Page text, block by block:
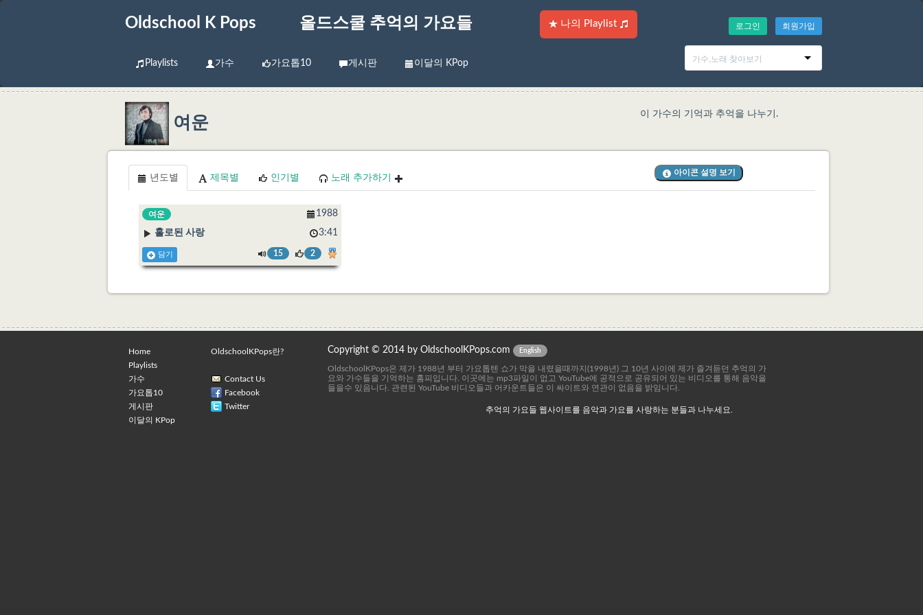
Oldschool K Pops 올드스쿨 추억의 가요들 나의 Playlist 로그인 회원가입
Playlists 가수 가요톱10 게시판 이달의 KPop
여운 이 가수의 기억과 추억을 나누기.
년도별 제목별 인기별 노래 추가하기
아이콘 설명 보기
여운
1988
홀로된 사랑
3:41
담기 15 2
Home
Playlists
가수
가요톱10
게시판
이달의 KPop
OldschoolKPops란?
Contact Us
Facebook
Twitter
Copyright © 2014 by OldschoolKPops.com English
OldschoolKPops은 제가 1988년 부터 가요톱텐 쇼가 막을 내렸을때까지(1998년) 그 10년 사이에 제가 즐겨듣던 추억의 가
요와 가수들을 기억하는 홈피입니다. 이곳에는 mp3파일이 없고 YouTube에 공적으로 공유되어 있는 비디오를 통해 음악을
들을수 있음니다. 관련된 YouTube 비디오들과 어카운트들은 이 싸이트와 연관이 없음을 밝임니다.
추억의 가요들 웹사이트를 음악과 가요를 사랑하는 분들과 나누세요.